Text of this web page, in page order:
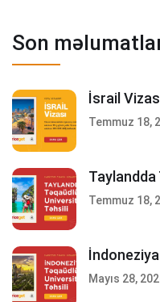
Son
İsrail
Temmuz 18,
Taylandda
Temmuz 18,
Mayıs 28,